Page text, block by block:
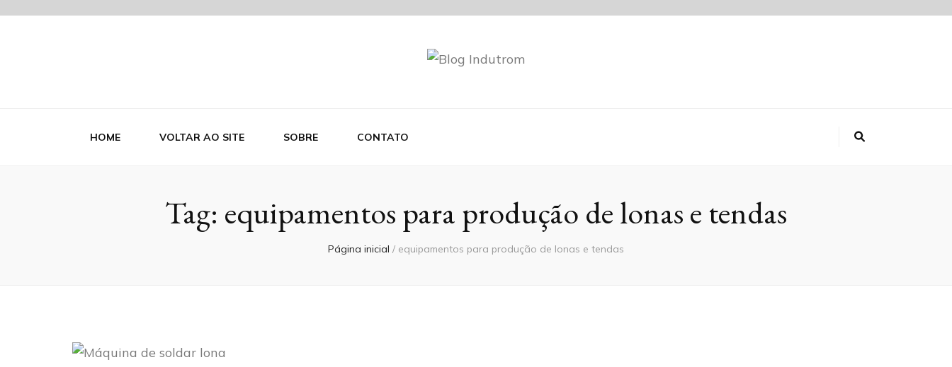
HOME VOLTAR AO SITE SOBRE CONTATO
Tag: equipamentos para produção de lonas e tendas
Página inicial / equipamentos para produção de lonas e tendas